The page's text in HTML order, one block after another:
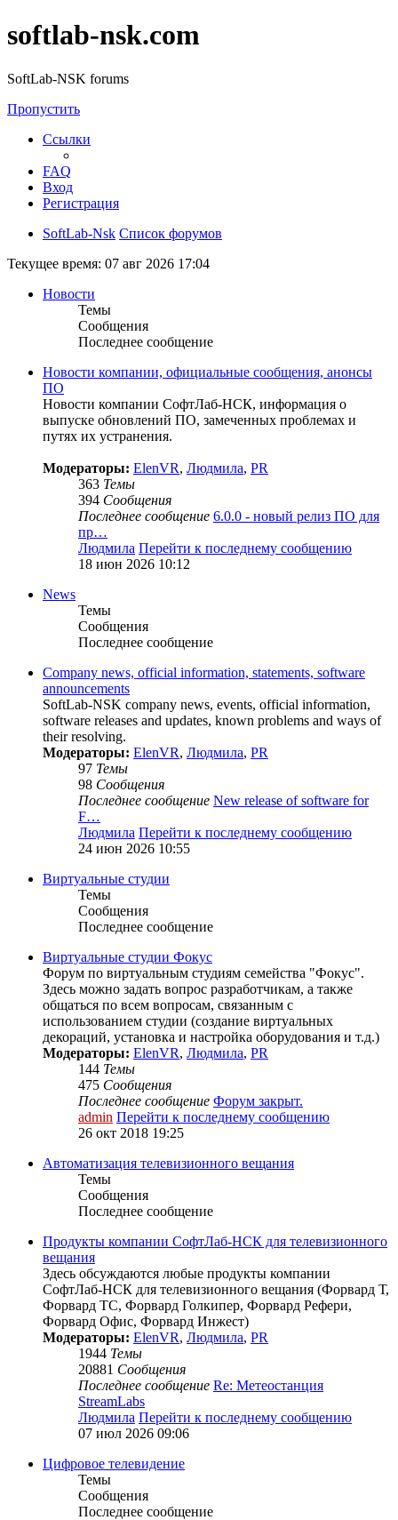
softlab-nsk.com
SoftLab-NSK forums
Пропустить
Ссылки
FAQ
Вход
Регистрация
SoftLab-Nsk Список форумов
Текущее время: 07 авг 2026 17:04
Новости
Темы
Сообщения
Последнее сообщение
Новости компании, официальные сообщения, анонсы
ПО
Новости компании СофтЛаб-НСК, информация о
выпуске обновлений ПО, замеченных проблемах и
путях их устранения.
Модераторы: ElenVR, Людмила, PR
363 Темы
394 Сообщения
Последнее сообщение 6.0.0 - новый релиз ПО для
пр…
Людмила Перейти к последнему сообщению
18 июн 2026 10:12
News
Темы
Сообщения
Последнее сообщение
Company news, official information, statements, software
announcements
SoftLab-NSK company news, events, official information,
software releases and updates, known problems and ways of
their resolving.
Модераторы: ElenVR, Людмила, PR
97 Темы
98 Сообщения
Последнее сообщение New release of software for
F…
Людмила Перейти к последнему сообщению
24 июн 2026 10:55
Виртуальные студии
Темы
Сообщения
Последнее сообщение
Виртуальные студии Фокус
Форум по виртуальным студиям семейства "Фокус".
Здесь можно задать вопрос разработчикам, а также
общаться по всем вопросам, связанным с
использованием студии (создание виртуальных
декораций, установка и настройка оборудования и т.д.)
Модераторы: ElenVR, Людмила, PR
144 Темы
475 Сообщения
Последнее сообщение Форум закрыт.
admin Перейти к последнему сообщению
26 окт 2018 19:25
Автоматизация телевизионного вещания
Темы
Сообщения
Последнее сообщение
Продукты компании СофтЛаб-НСК для телевизионного
вещания
Здесь обсуждаются любые продукты компании
СофтЛаб-НСК для телевизионного вещания (Форвард Т,
Форвард ТС, Форвард Голкипер, Форвард Рефери,
Форвард Офис, Форвард Инжест)
Модераторы: ElenVR, Людмила, PR
1944 Темы
20881 Сообщения
Последнее сообщение Re: Метеостанция
StreamLabs
Людмила Перейти к последнему сообщению
07 июл 2026 09:06
Цифровое телевидение
Темы
Сообщения
Последнее сообщение